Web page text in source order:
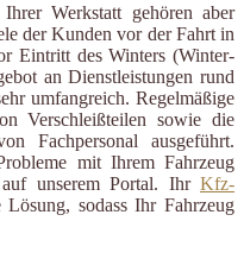
Werkstatt gehören aber
der Kunden vor der Fahrt in
Eintritt des Winters (Winter-
an Dienstleistungen rund
umfangreich. Regelmäßige
Verschleißteilen sowie die
Fachpersonal ausgeführt.
mit Ihrem Fahrzeug
unserem Portal. Ihr Kfz-
sodass Ihr Fahrzeug